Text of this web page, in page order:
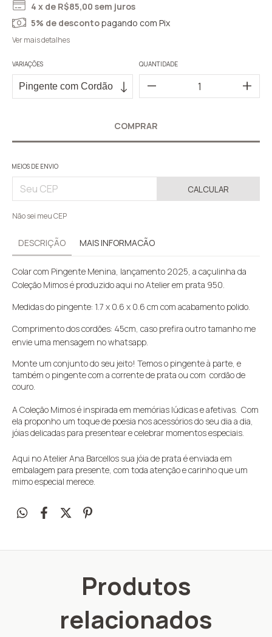
4 x de R$85,00 sem juros
5% de descontopagando com Pix
Ver mais detalhes
VARIAÇÕES QUANTIDADE
MEIOS DE ENVIO
CALCULAR
Não sei meu CEP
DESCRIÇÃO MAIS INFORMACÃO
Colar com Pingente Menina, lançamento 2025, a caçulinha da
Coleção Mimos é produzido aqui no Atelier em prata 950.
Medidas do pingente: 1.7 x 0.6 x 0.6 cm com acabamento polido.
Comprimento dos cordões: 45cm, caso prefira outro tamanho me
envie uma mensagem no whatsapp.
Monte um conjunto do seu jeito! Temos o pingente à parte, e
também o pingente com a corrente de prata ou com cordão de
couro.
A Coleção Mimos é inspirada em memórias lúdicas e afetivas. Com
ela proponho um toque de poesia nos acessórios do seu dia a dia,
jóias delicadas para presentear e celebrar momentos especiais.
Aqui no Atelier Ana Barcellos sua jóia de prata é enviada em
embalagem para presente, com toda atenção e carinho que um
mimo especial merece.
Produtos
relacionados